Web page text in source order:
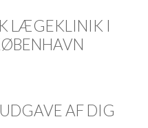
LÆGEKLINIK I
AF DIG